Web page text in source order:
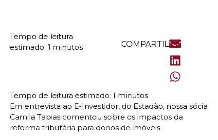
COMPARTILHE
Em entrevista ao E-Investidor, do Estadão, nossa sócia
Camila Tapias comentou sobre os impactos da
reforma tributária para donos de imóveis.